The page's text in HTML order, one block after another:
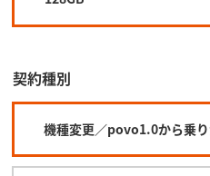
契約種別
機種変更／povo1.0から乗り